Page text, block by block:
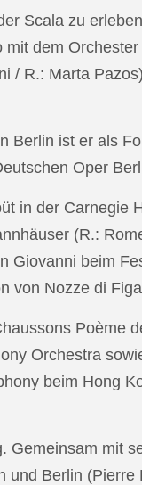
Scala zu
dem
/ R.: Marta
Berlin ist er als
Oper
in der Carnegie
(R.:
Giovanni beim
von Nozze di
Poème
Orchestra
beim Hong
mit
und Berlin